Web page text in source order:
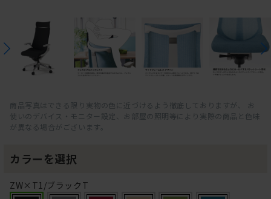
商品写真はできる限り実物の色に近づけるよう徹底しておりますが、 お
使いのデバイス・モニター設定、お部屋の照明等により実際の商品と色味
が異なる場合がございます。
カラーを選択
ZW×T1/ブラックT